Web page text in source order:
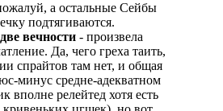
а остальные Сейбы
подтягиваются.
вечности - произвела
Да, чего греха таить,
спрайтов там нет, и общая
минус средне-адекватном
вполне релейтед хотя есть